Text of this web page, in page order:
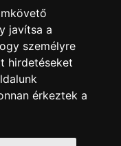
javítsa a
személyre
hirdetéseket
érkeztek a